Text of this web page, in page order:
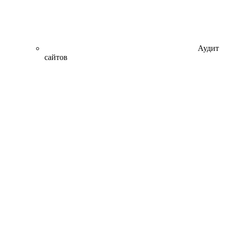
Аудит
сайтов